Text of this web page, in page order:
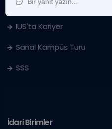
Sanat Galerisi
IUS'ta Kariyer
Sanal Kampüs Turu
SSS
İdari Birimler